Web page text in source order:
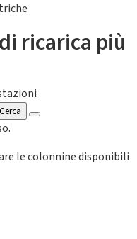
ricarica più
Cerca
le colonnine disponibili